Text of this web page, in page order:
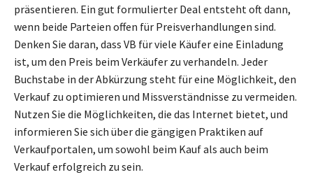
präsentieren. Ein gut formulierter Deal entsteht oft dann,
wenn beide Parteien offen für Preisverhandlungen sind.
Denken Sie daran, dass VB für viele Käufer eine Einladung
ist, um den Preis beim Verkäufer zu verhandeln. Jeder
Buchstabe in der Abkürzung steht für eine Möglichkeit, den
Verkauf zu optimieren und Missverständnisse zu vermeiden.
Nutzen Sie die Möglichkeiten, die das Internet bietet, und
informieren Sie sich über die gängigen Praktiken auf
Verkaufportalen, um sowohl beim Kauf als auch beim
Verkauf erfolgreich zu sein.